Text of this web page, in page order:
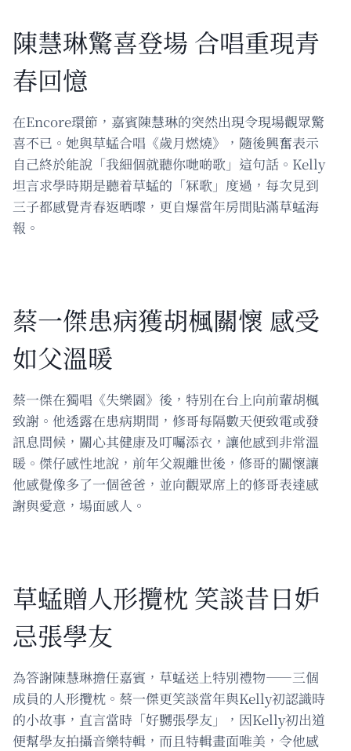
陳慧琳驚喜登場 合唱重現青
春回憶
在Encore環節，嘉賓陳慧琳的突然出現令現場觀眾驚
喜不已。她與草蜢合唱《歲月燃燒》，隨後興奮表示
自己終於能說「我細個就聽你哋啲歌」這句話。Kelly
坦言求學時期是聽着草蜢的「冧歌」度過，每次見到
三子都感覺青春返晒嚟，更自爆當年房間貼滿草蜢海
報。
蔡一傑患病獲胡楓關懷 感受
如父溫暖
蔡一傑在獨唱《失樂園》後，特別在台上向前輩胡楓
致謝。他透露在患病期間，修哥每隔數天便致電或發
訊息問候，關心其健康及叮囑添衣，讓他感到非常溫
暖。傑仔感性地說，前年父親離世後，修哥的關懷讓
他感覺像多了一個爸爸，並向觀眾席上的修哥表達感
謝與愛意，場面感人。
草蜢贈人形攬枕 笑談昔日妒
忌張學友
為答謝陳慧琳擔任嘉賓，草蜢送上特別禮物——三個
成員的人形攬枕。蔡一傑更笑談當年與Kelly初認識時
的小故事，直言當時「好嬲張學友」，因Kelly初出道
便幫學友拍攝音樂特輯，而且特輯畫面唯美，令他感